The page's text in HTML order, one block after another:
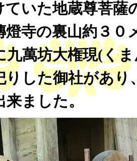
ていた地蔵尊菩薩
燈寺の裏山約３０
九萬坊大権現(く
りした御社があり
ました。